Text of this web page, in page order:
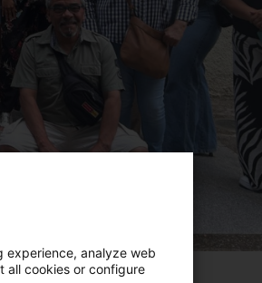
experience, analyze web
all cookies or configure